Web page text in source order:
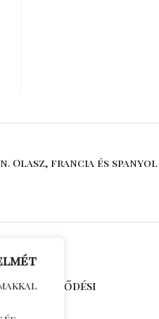
Olasz, francia és
Szerződési